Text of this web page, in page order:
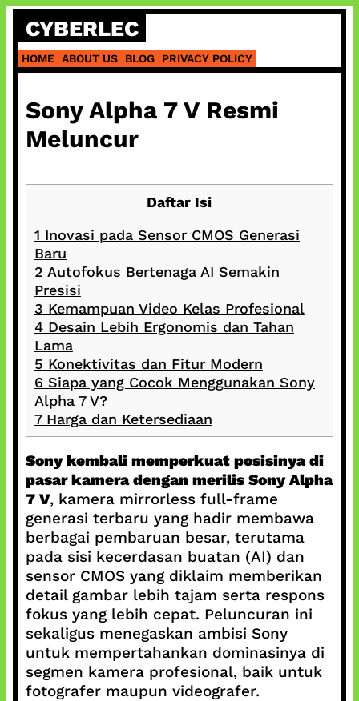
Skip
content
CYBERLEC
HOME ABOUT US BLOG PRIVACY POLICY
Sony Alpha 7 V Resmi
Meluncur
Daftar Isi
1 Inovasi pada Sensor CMOS Generasi
Baru
2 Autofokus Bertenaga AI Semakin
Presisi
3 Kemampuan Video Kelas Profesional
4Desain Lebih Ergonomis dan Tahan
Lama
5 Konektivitas dan Fitur Modern
6 Siapa yang Cocok Menggunakan Sony
Alpha 7 V?
7Harga dan Ketersediaan
Sony kembali memperkuat posisinya di
pasar kamera dengan merilis Sony Alpha
7 V, kamera mirrorless full-frame
generasi terbaru yang hadir membawa
berbagai pembaruan besar, terutama
pada sisi kecerdasan buatan (AI) dan
sensor CMOS yang diklaim memberikan
detail gambar lebih tajam serta respons
fokus yang lebih cepat. Peluncuran ini
sekaligus menegaskan ambisi Sony
untuk mempertahankan dominasinya di
segmen kamera profesional, baik untuk
fotografer maupun videografer.